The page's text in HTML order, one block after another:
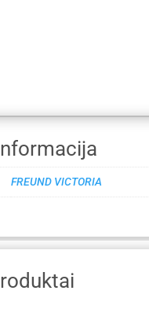
FREUND VICTORIA